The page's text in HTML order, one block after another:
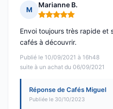
M
Marianne B.
Note : 5 sur 5
Publié le 10/09/2021 à 16h48
suite à un achat du 06/09/2021
Envoi toujours très rapide et
cafés à découvrir.
Réponse de Cafés Miguel
Publiée le 30/10/2023